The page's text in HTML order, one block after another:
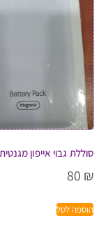
סוללת גבוי אייפון מגנטית
80 ₪
הוספה לסל